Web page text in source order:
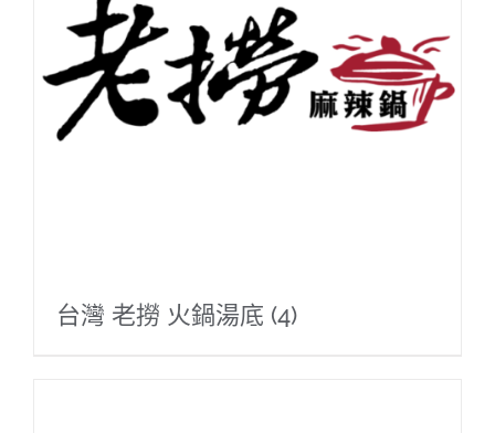
台灣 老撈 火鍋湯底 (4)